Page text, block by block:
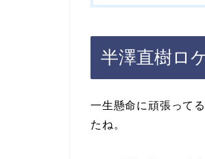
半澤直樹ロ
一生懸命に頑張って
たね。